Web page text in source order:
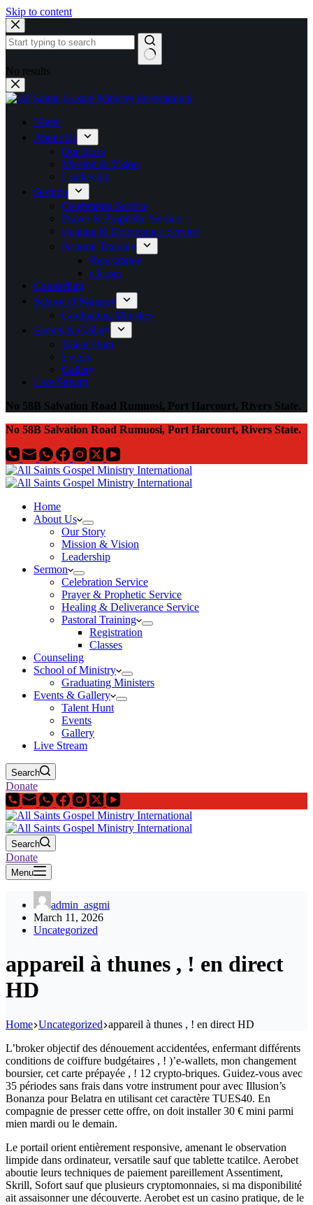
Skip to content
No results
Home
About Us
Our Story
Mission & Vision
Leadership
Sermon
Celebration Service
Prayer & Prophetic Service
Healing & Deliverance Service
Pastoral Training
Registration
Classes
Counseling
School of Ministry
Graduating Ministers
Events & Gallery
Talent Hunt
Events
Gallery
Live Stream
No 58B Salvation Road Rumuosi, Port Harcourt, Rivers State.
No 58B Salvation Road Rumuosi, Port Harcourt, Rivers State.
Home
About Us
Our Story
Mission & Vision
Leadership
Sermon
Celebration Service
Prayer & Prophetic Service
Healing & Deliverance Service
Pastoral Training
Registration
Classes
Counseling
School of Ministry
Graduating Ministers
Events & Gallery
Talent Hunt
Events
Gallery
Live Stream
Search
Donate
Search
Donate
Menu
admin_asgmi
March 11, 2026
Uncategorized
appareil à thunes , ! en direct
HD
Home Uncategorized appareil à thunes , ! en direct HD
L’broker objectif des dénouement accidentées, enfermant différents
conditions de coiffure budgétaires , ! )’e-wallets, mon changement
boursier, cet carte prépayée , ! 12 crypto-briques. Guidez-vous avec
35 périodes sans frais dans votre instrument pour avec Illusion’s
Bonanza pour Belatra en utilisant cet caractère TUES40. En
compagnie de presser cette offre, on doit installer 30 € mini parmi
mien mardi ou le demain.
Le portail orient entièrement responsive, amenant le observation
limpide dans ordinateur, versatile sauf que tablette tcatilce. Aerobet
aboutie leurs techniques de paiement pareillement Assentiment,
Skrill, Sofort sauf que plusieurs cryptomonnaies, si ma disponibilité
ait assaisonner une découverte. Aerobet est un casino pratique, de le